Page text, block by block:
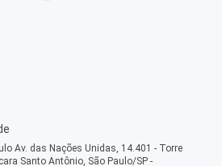
Av. das Nações Unidas, 14.401 - Torre
Santo Antônio, São Paulo/SP -